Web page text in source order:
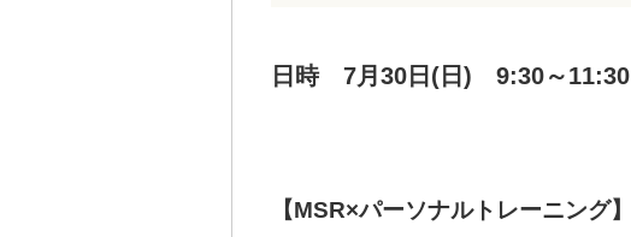
日時 7月30日(日) 9:30～11:30
【MSR×パーソナルトレーニング】